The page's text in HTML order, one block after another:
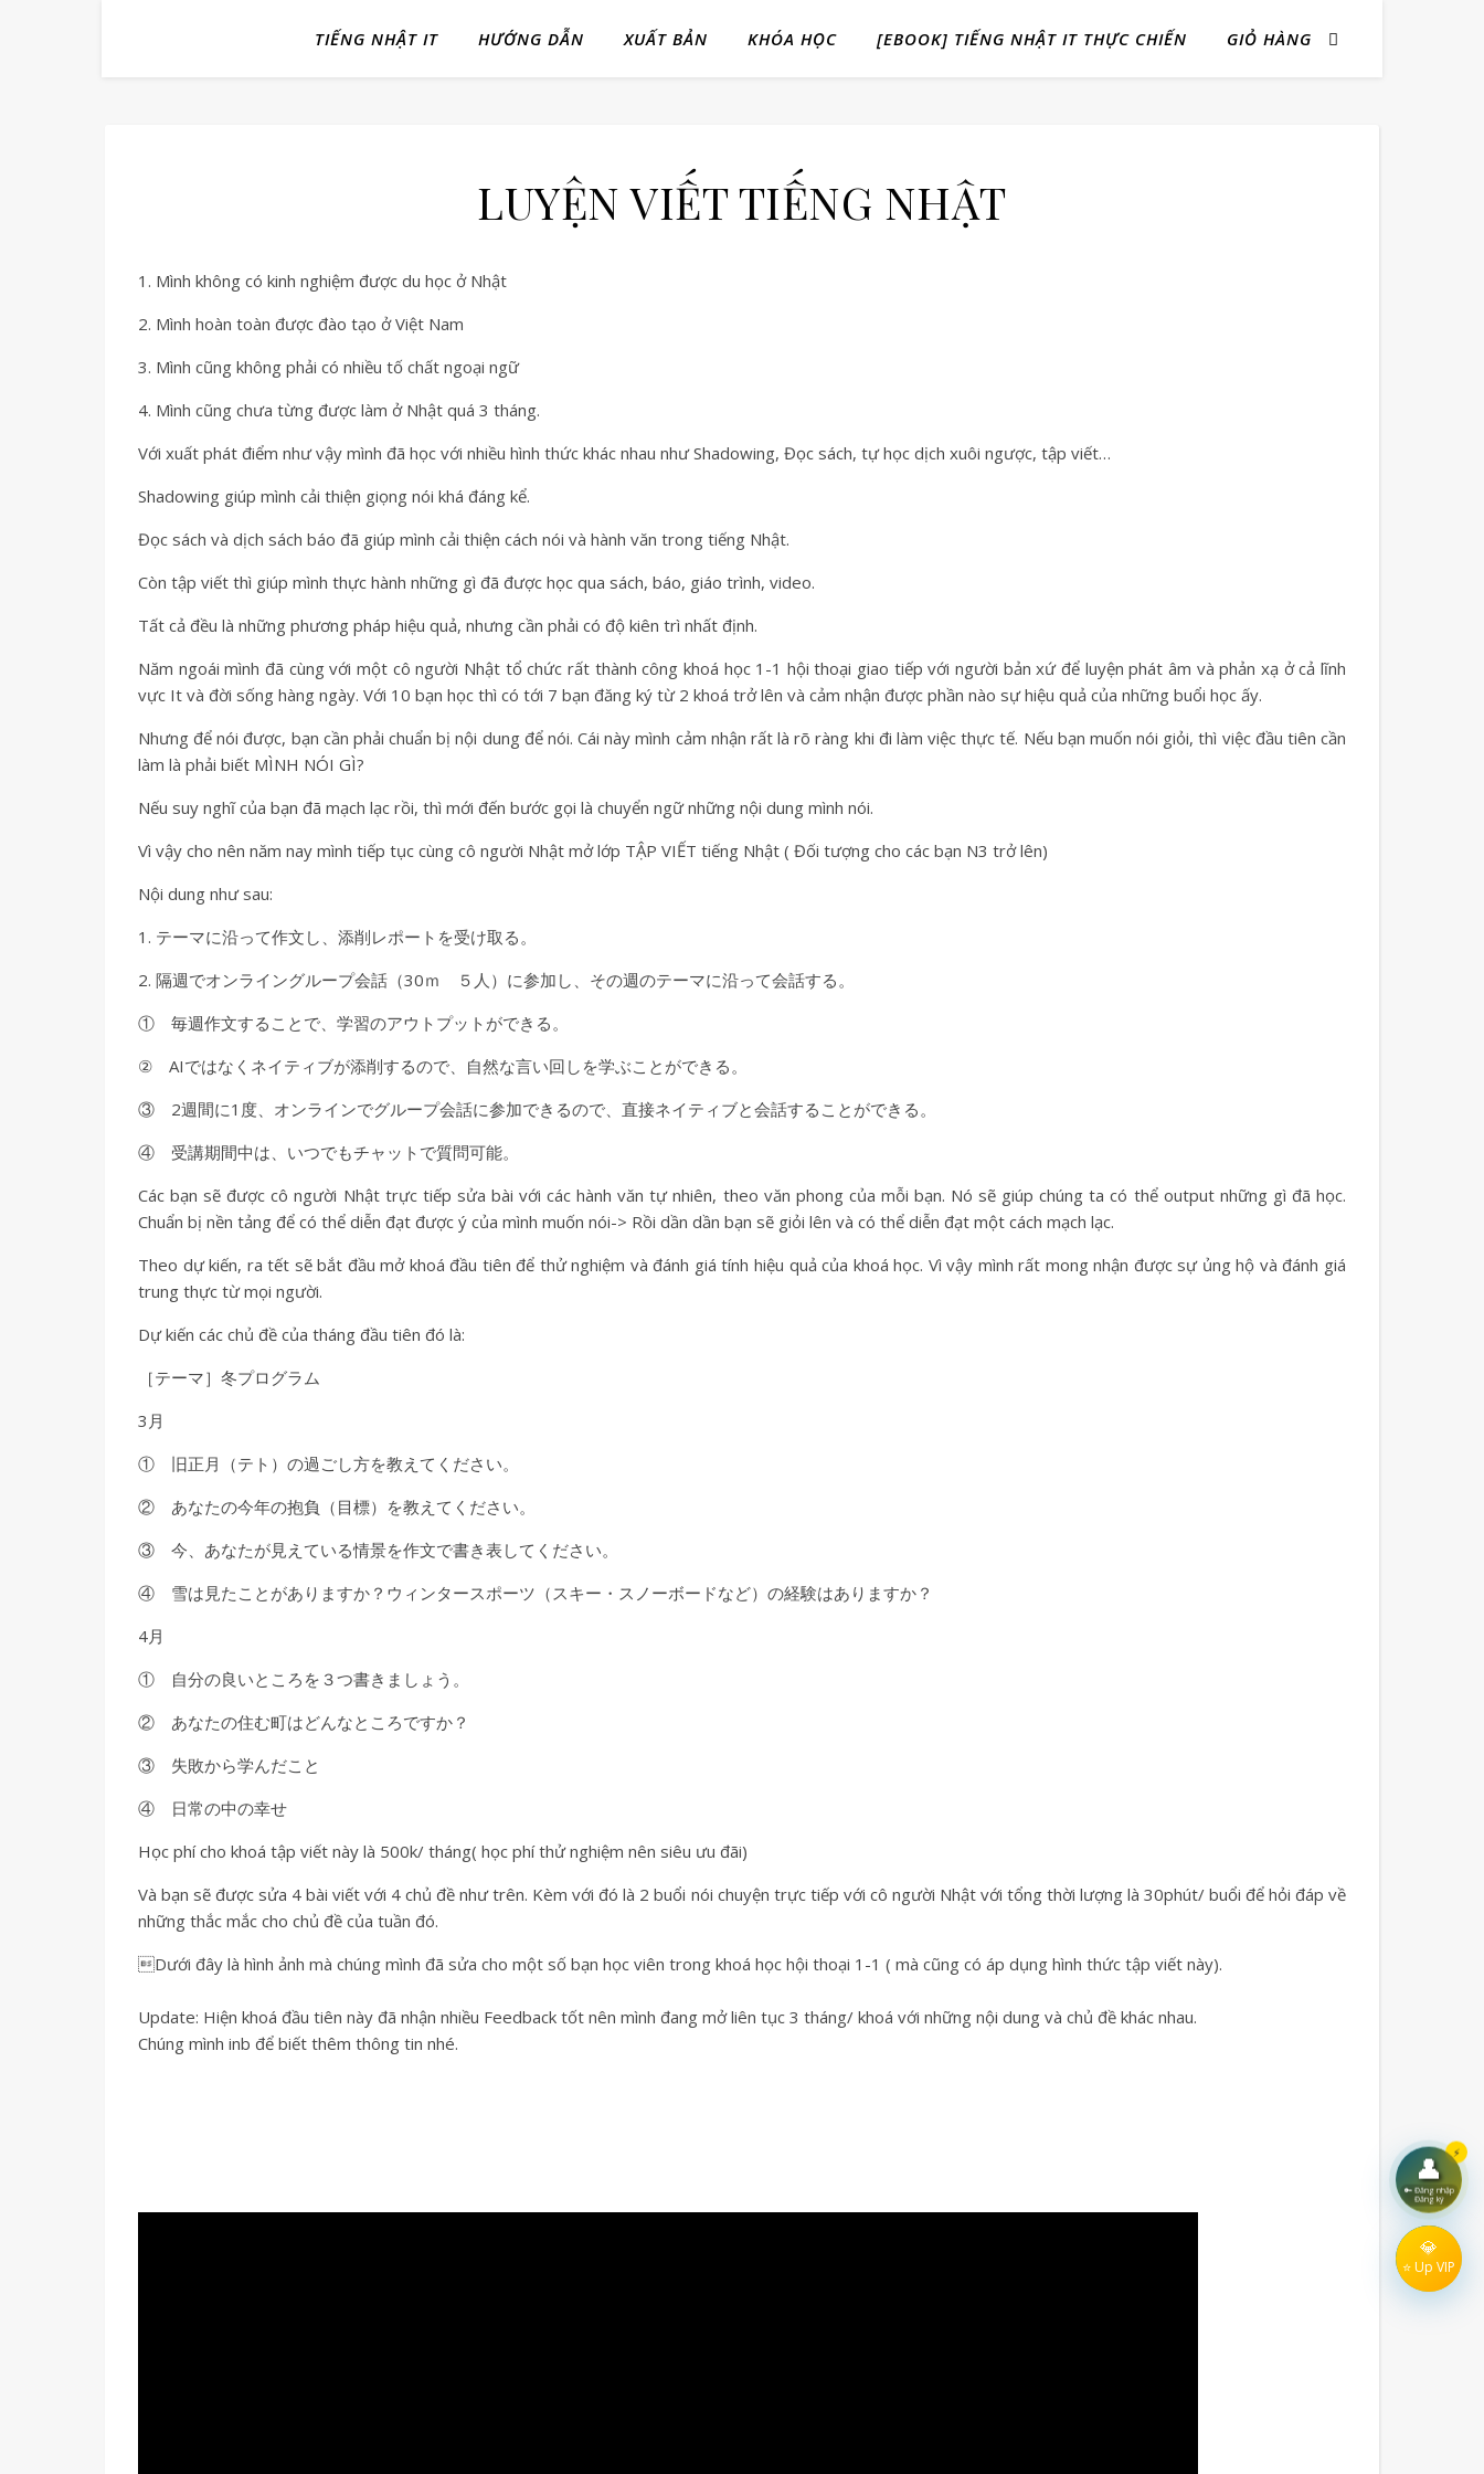
TIẾNG NHẬT IT HƯỚNG DẪN XUẤT BẢN KHÓA HỌC [EBOOK] TIẾNG NHẬT IT THỰC CHIẾN GIỎ HÀNG
LUYỆN VIẾT TIẾNG NHẬT
1. Mình không có kinh nghiệm được du học ở Nhật
2. Mình hoàn toàn được đào tạo ở Việt Nam
3. Mình cũng không phải có nhiều tố chất ngoại ngữ
4. Mình cũng chưa từng được làm ở Nhật quá 3 tháng.
Với xuất phát điểm như vậy mình đã học với nhiều hình thức khác nhau như Shadowing, Đọc sách, tự học dịch xuôi ngược, tập viết…
Shadowing giúp mình cải thiện giọng nói khá đáng kể.
Đọc sách và dịch sách báo đã giúp mình cải thiện cách nói và hành văn trong tiếng Nhật.
Còn tập viết thì giúp mình thực hành những gì đã được học qua sách, báo, giáo trình, video.
Tất cả đều là những phương pháp hiệu quả, nhưng cần phải có độ kiên trì nhất định.
Năm ngoái mình đã cùng với một cô người Nhật tổ chức rất thành công khoá học 1-1 hội thoại giao tiếp với người bản xứ để luyện phát âm và phản xạ ở cả lĩnh
vực It và đời sống hàng ngày. Với 10 bạn học thì có tới 7 bạn đăng ký từ 2 khoá trở lên và cảm nhận được phần nào sự hiệu quả của những buổi học ấy.
Nhưng để nói được, bạn cần phải chuẩn bị nội dung để nói. Cái này mình cảm nhận rất là rõ ràng khi đi làm việc thực tế. Nếu bạn muốn nói giỏi, thì việc đầu tiên cần
làm là phải biết MÌNH NÓI GÌ?
Nếu suy nghĩ của bạn đã mạch lạc rồi, thì mới đến bước gọi là chuyển ngữ những nội dung mình nói.
Vì vậy cho nên năm nay mình tiếp tục cùng cô người Nhật mở lớp TẬP VIẾT tiếng Nhật ( Đối tượng cho các bạn N3 trở lên)
Nội dung như sau:
1. テーマに沿って作文し、添削レポートを受け取る。
2. 隔週でオンライングループ会話（30ｍ ５人）に参加し、その週のテーマに沿って会話する。
① 毎週作文することで、学習のアウトプットができる。
② AIではなくネイティブが添削するので、自然な言い回しを学ぶことができる。
③ 2週間に1度、オンラインでグループ会話に参加できるので、直接ネイティブと会話することができる。
④ 受講期間中は、いつでもチャットで質問可能。
Các bạn sẽ được cô người Nhật trực tiếp sửa bài với các hành văn tự nhiên, theo văn phong của mỗi bạn. Nó sẽ giúp chúng ta có thể output những gì đã học.
Chuẩn bị nền tảng để có thể diễn đạt được ý của mình muốn nói-> Rồi dần dần bạn sẽ giỏi lên và có thể diễn đạt một cách mạch lạc.
Theo dự kiến, ra tết sẽ bắt đầu mở khoá đầu tiên để thử nghiệm và đánh giá tính hiệu quả của khoá học. Vì vậy mình rất mong nhận được sự ủng hộ và đánh giá
trung thực từ mọi người.
Dự kiến các chủ đề của tháng đầu tiên đó là:
［テーマ］冬プログラム
3月
① 旧正月（テト）の過ごし方を教えてください。
② あなたの今年の抱負（目標）を教えてください。
③ 今、あなたが見えている情景を作文で書き表してください。
④ 雪は見たことがありますか？ウィンタースポーツ（スキー・スノーボードなど）の経験はありますか？
4月
① 自分の良いところを３つ書きましょう。
② あなたの住む町はどんなところですか？
③ 失敗から学んだこと
④ 日常の中の幸せ
Học phí cho khoá tập viết này là 500k/ tháng( học phí thử nghiệm nên siêu ưu đãi)
Và bạn sẽ được sửa 4 bài viết với 4 chủ đề như trên. Kèm với đó là 2 buổi nói chuyện trực tiếp với cô người Nhật với tổng thời lượng là 30phút/ buổi để hỏi đáp về
những thắc mắc cho chủ đề của tuần đó.
Dưới đây là hình ảnh mà chúng mình đã sửa cho một số bạn học viên trong khoá học hội thoại 1-1 ( mà cũng có áp dụng hình thức tập viết này).
Update: Hiện khoá đầu tiên này đã nhận nhiều Feedback tốt nên mình đang mở liên tục 3 tháng/ khoá với những nội dung và chủ đề khác nhau.
Chúng mình inb để biết thêm thông tin nhé.
👤
🔑 Đăng nhập
Đăng ký
⚡
💎
⭐ Up VIP